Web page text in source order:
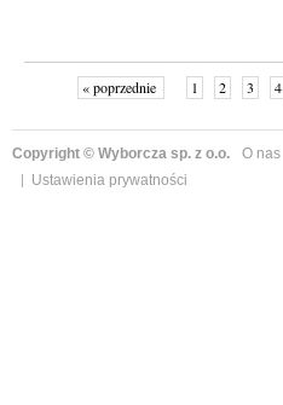
« poprzednie 1 2 3 4
Copyright © Wyborcza sp. z o.o. O nas
Ustawienia prywatności